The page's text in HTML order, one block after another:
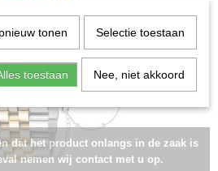
dat het product onlangs in de zaak is
nemen wij contact met u op.
tonen Selectie toestaan
toestaan Nee, niet akkoord